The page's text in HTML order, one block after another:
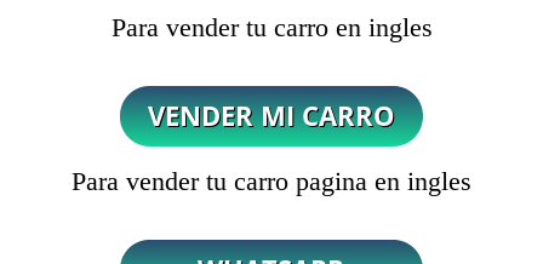
Para vender tu carro en ingles
Para vender tu carro pagina en ingles